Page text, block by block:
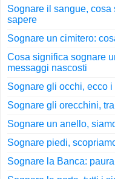
Sognare il sangue,
sapere
Sognare un cimitero:
Cosa significa sognare
messaggi nascosti
Sognare gli occhi, ecco
Sognare gli orecchini,
Sognare un anello,
Sognare piedi,
Sognare la Banca: